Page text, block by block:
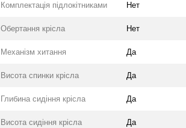
Комплектація підлокітниками Нет
Обертання крісла Нет
Механізм хитання Да
Висота спинки крісла Да
Глибина сидіння крісла Да
Висота сидіння крісла Да